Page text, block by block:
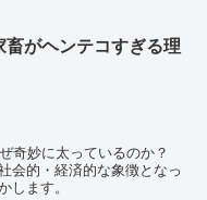
畜がヘンテコすぎる理
奇妙に太っているのか？
会的・経済的な象徴となっ
ます。